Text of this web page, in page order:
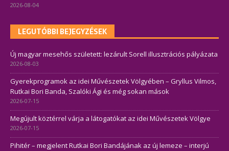
2026-08-04
LEGUTÓBBI BEJEGYZÉSEK
Új magyar mesehős született: lezárult Sorell illusztrációs pályázata
2026-08-03
Gyerekprogramok az idei Művészetek Völgyében – Gryllus Vilmos,
Rutkai Bori Banda, Szalóki Ági és még sokan mások
2026-07-15
Megújult köztérrel várja a látogatókat az idei Művészetek Völgye
2026-07-15
Pihitér – megjelent Rutkai Bori Bandájának az új lemeze – interjú